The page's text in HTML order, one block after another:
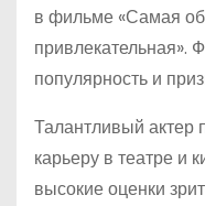
в фильме «Самая
привлекательная».
популярность и
Талантливый
карьеру в театре и
высокие оценки